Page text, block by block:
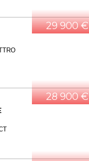
29 900 €
28 900 €